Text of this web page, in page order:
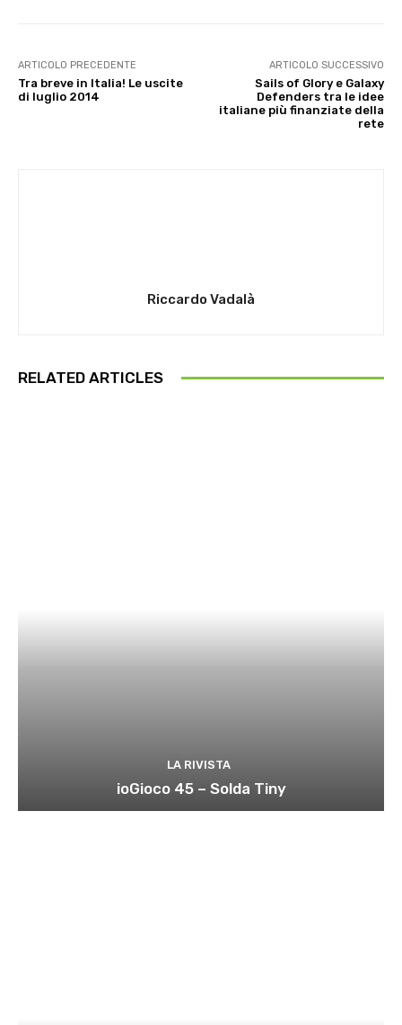
ARTICOLO PRECEDENTE
Tra breve in Italia! Le uscite
di luglio 2014
ARTICOLO SUCCESSIVO
Sails of Glory e Galaxy
Defenders tra le idee
italiane più finanziate della
rete
Riccardo Vadalà
RELATED ARTICLES
LA RIVISTA
ioGioco 45 – Solda Tiny